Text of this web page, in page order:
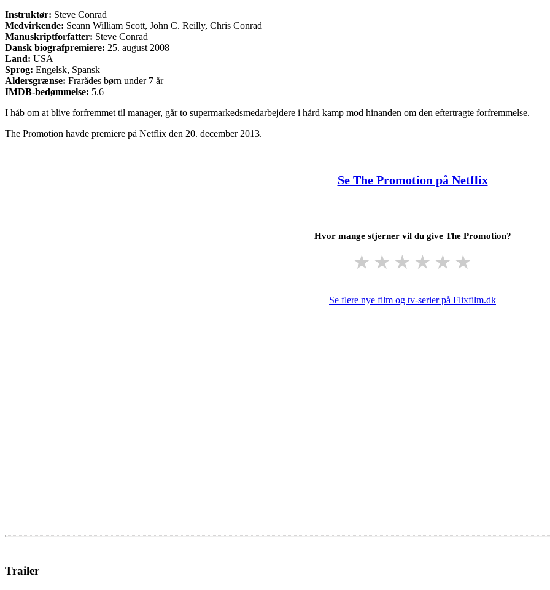
Instruktør: Steve Conrad
Medvirkende: Seann William Scott, John C. Reilly, Chris Conrad
Manuskriptforfatter: Steve Conrad
Dansk biografpremiere: 25. august 2008
Land: USA
Sprog: Engelsk, Spansk
Aldersgrænse: Frarådes børn under 7 år
IMDB-bedømmelse: 5.6
I håb om at blive forfremmet til manager, går to supermarkedsmedarbejdere i hård kamp mod hinanden om den eftertragte forfremmelse.
The Promotion havde premiere på Netflix den 20. december 2013.
Se The Promotion på Netflix
Hvor mange stjerner vil du give The Promotion?
★ ★ ★ ★ ★ ★
Se flere nye film og tv-serier på Flixfilm.dk
Trailer